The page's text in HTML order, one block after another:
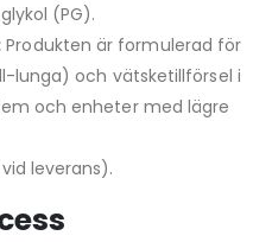
(PG).
Produkten är formulerad för
lunga) och vätsketillförsel i
och enheter med lägre
leverans).